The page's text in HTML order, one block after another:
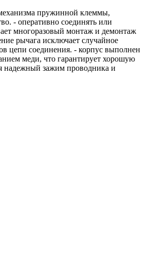
пружинной клеммы,
- оперативно соединять или
многоразовый монтаж и демонтаж
рычага исключает случайное
цепи соединения. - корпус выполнен
меди, что гарантирует хорошую
надежный зажим проводника и